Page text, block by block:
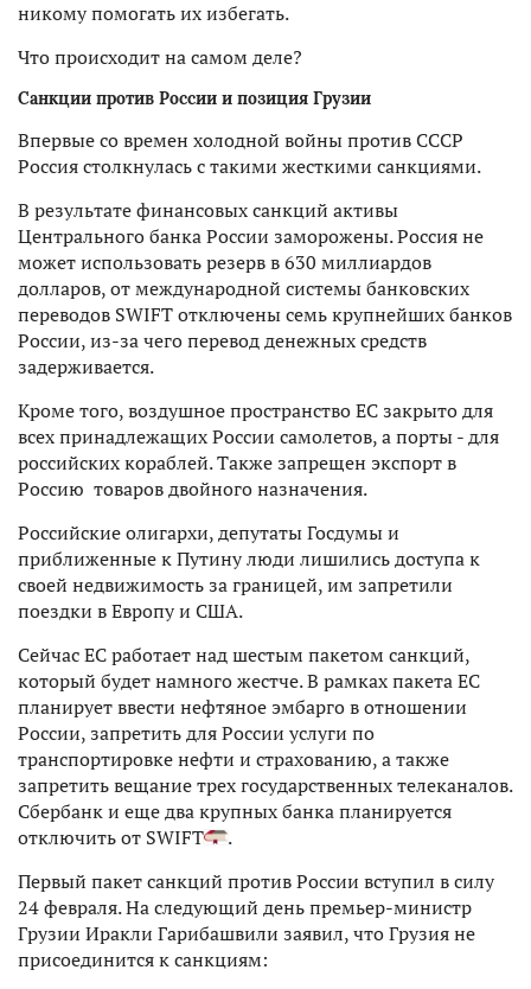
никому помогать их избегать.
Что происходит на самом деле?
Санкции против России и позиция Грузии
Впервые со времен холодной войны против СССР
Россия столкнулась с такими жесткими санкциями.
В результате финансовых санкций активы
Центрального банка России заморожены. Россия не
может использовать резерв в 630 миллиардов
долларов, от международной системы банковских
переводов SWIFT отключены семь крупнейших банков
России, из-за чего перевод денежных средств
задерживается.
Кроме того, воздушное пространство ЕС закрыто для
всех принадлежащих России самолетов, а порты - для
российских кораблей. Также запрещен экспорт в
Россию товаров двойного назначения.
Российские олигархи, депутаты Госдумы и
приближенные к Путину люди лишились доступа к
своей недвижимость за границей, им запретили
поездки в Европу и США.
Сейчас ЕС работает над шестым пакетом санкций,
который будет намного жестче. В рамках пакета ЕС
планирует ввести нефтяное эмбарго в отношении
России, запретить для России услуги по
транспортировке нефти и страхованию, а также
запретить вещание трех государственных телеканалов.
Сбербанк и еще два крупных банка планируется
отключить от SWIFT
.
Первый пакет санкций против России вступил в силу
24 февраля. На следующий день премьер-министр
Грузии Иракли Гарибашвили заявил, что Грузия не
присоединится к санкциям: